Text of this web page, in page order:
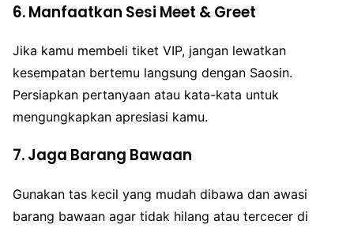
6.Manfaatkan Sesi Meet & Greet
Jika kamu membeli tiket VIP, jangan lewatkan
kesempatan bertemu langsung dengan Saosin.
Persiapkan pertanyaan atau kata-kata untuk
mengungkapkan apresiasi kamu.
7.Jaga Barang Bawaan
Gunakan tas kecil yang mudah dibawa dan awasi
barang bawaan agar tidak hilang atau tercecer di